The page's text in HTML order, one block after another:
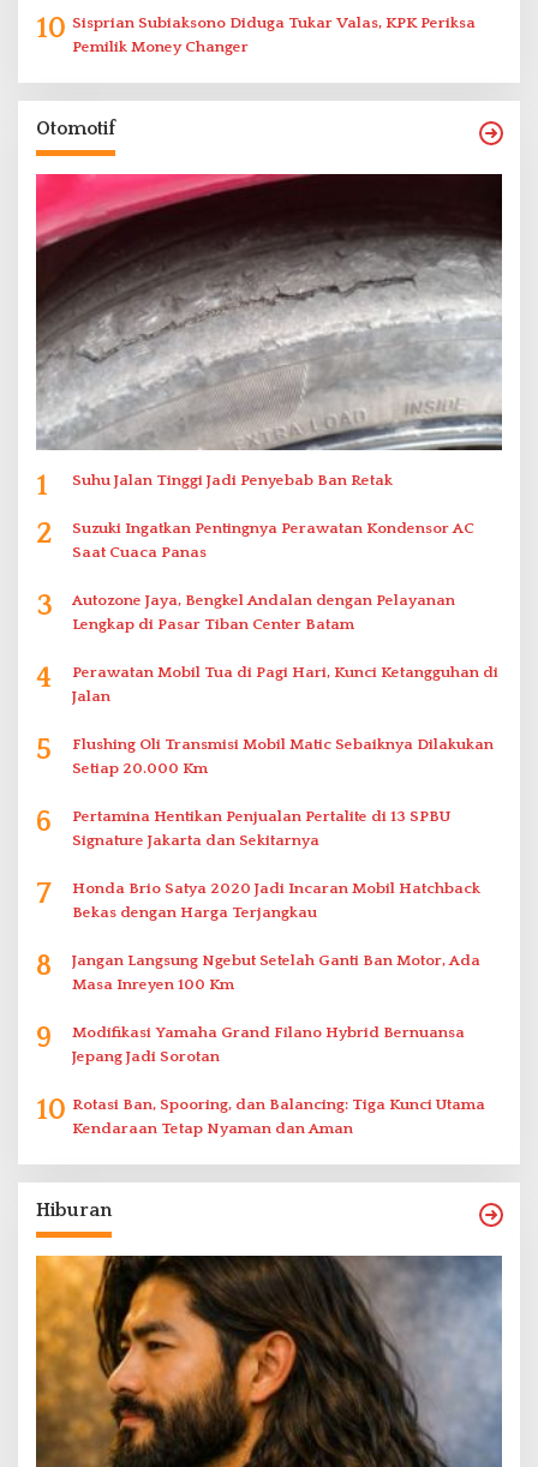
10 Sisprian Subiaksono Diduga Tukar Valas, KPK Periksa
Pemilik Money Changer
Otomotif
1 Suhu Jalan Tinggi Jadi Penyebab Ban Retak
2
Suzuki Ingatkan Pentingnya Perawatan Kondensor AC
Saat Cuaca Panas
3
Autozone Jaya, Bengkel Andalan dengan Pelayanan
Lengkap di Pasar Tiban Center Batam
4
Perawatan Mobil Tua di Pagi Hari, Kunci Ketangguhan di
Jalan
5
Flushing Oli Transmisi Mobil Matic Sebaiknya Dilakukan
Setiap 20.000 Km
6
Pertamina Hentikan Penjualan Pertalite di 13 SPBU
Signature Jakarta dan Sekitarnya
7
Honda Brio Satya 2020 Jadi Incaran Mobil Hatchback
Bekas dengan Harga Terjangkau
8
Jangan Langsung Ngebut Setelah Ganti Ban Motor, Ada
Masa Inreyen 100 Km
9
Modifikasi Yamaha Grand Filano Hybrid Bernuansa
Jepang Jadi Sorotan
10 Rotasi Ban, Spooring, dan Balancing: Tiga Kunci Utama
Kendaraan Tetap Nyaman dan Aman
Hiburan